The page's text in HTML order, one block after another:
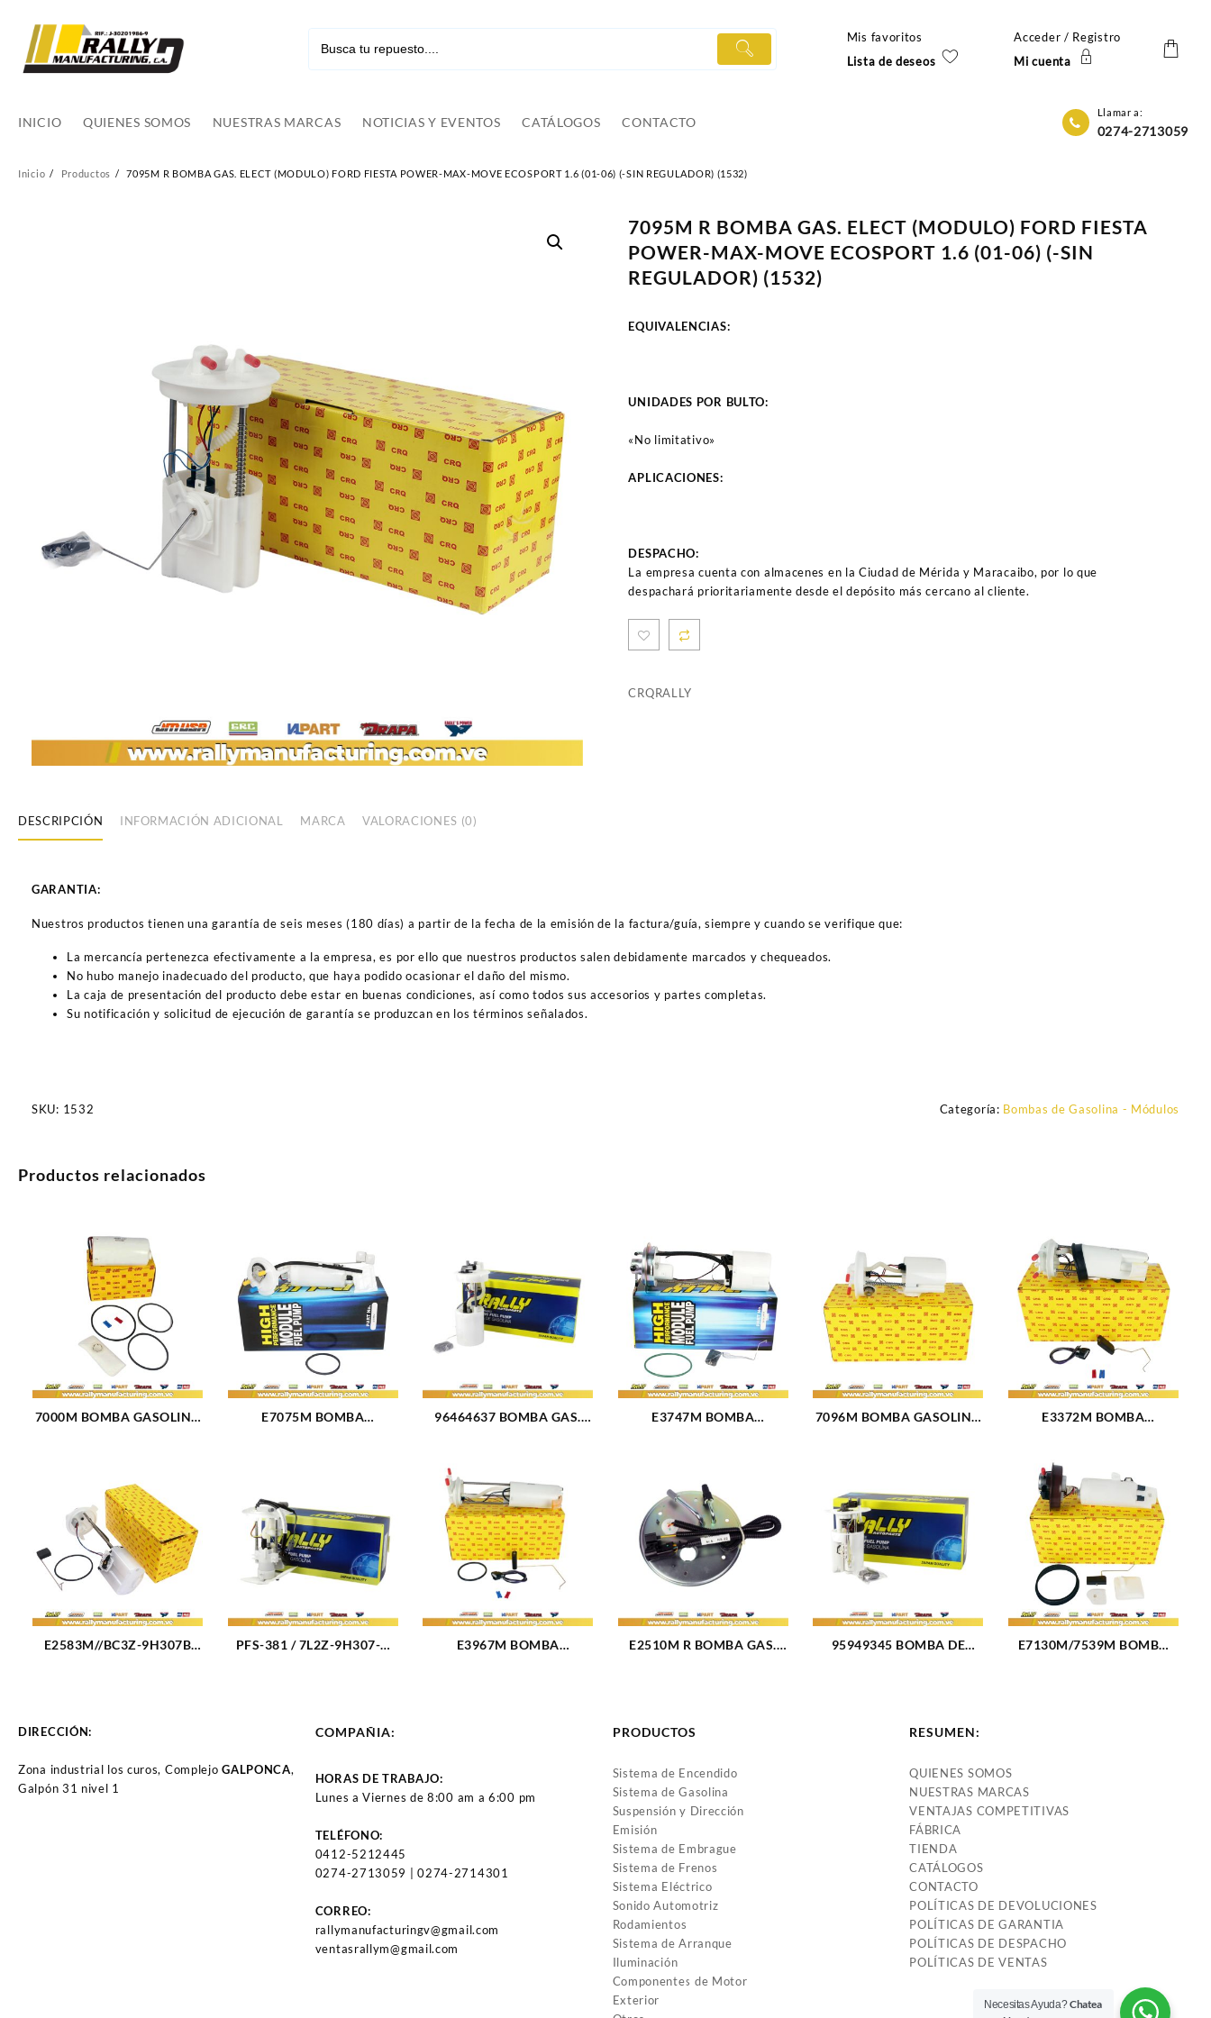
contenido
Mis favoritos
Lista de deseos
Acceder / Registro
Mi cuenta
INICIO QUIENES SOMOS NUESTRAS MARCAS NOTICIAS Y EVENTOS CATÁLOGOS CONTACTO
Llamar a:
0274-2713059
Inicio Productos 7095M R BOMBA GAS. ELECT (MODULO) FORD FIESTA POWER-MAX-MOVE ECOSPORT 1.6 (01-06) (-SIN REGULADOR) (1532)
7095M R BOMBA GAS. ELECT (MODULO) FORD FIESTA
POWER-MAX-MOVE ECOSPORT 1.6 (01-06) (-SIN
REGULADOR) (1532)
EQUIVALENCIAS:
UNIDADES POR BULTO:
«No limitativo»
APLICACIONES:
DESPACHO:
La empresa cuenta con almacenes en la Ciudad de Mérida y Maracaibo, por lo que
despachará prioritariamente desde el depósito más cercano al cliente.
CRQRALLY
DESCRIPCIÓN INFORMACIÓN ADICIONAL MARCA VALORACIONES (0)
GARANTIA:
Nuestros productos tienen una garantía de seis meses (180 días) a partir de la fecha de la emisión de la factura/guía, siempre y cuando se verifique que:
La mercancía pertenezca efectivamente a la empresa, es por ello que nuestros productos salen debidamente marcados y chequeados.
No hubo manejo inadecuado del producto, que haya podido ocasionar el daño del mismo.
La caja de presentación del producto debe estar en buenas condiciones, así como todos sus accesorios y partes completas.
Su notificación y solicitud de ejecución de garantía se produzcan en los términos señalados.
SKU: 1532 Categoría: Bombas de Gasolina - Módulos
Productos relacionados
7000M BOMBA GASOLINA
E7075M BOMBA
96464637 BOMBA GAS.
E3747M BOMBA
(1572)
7096M BOMBA GASOLINA
E3372M BOMBA
3.4L (98-01) (119)
E2583M//BC3Z-9H307B
PFS-381 / 7L2Z-9H307-A
E3967M BOMBA
E2510M R BOMBA GAS.
95949345 BOMBA DE
E7130M/7539M BOMBA
DIRECCIÓN:
Zona industrial los curos, ComplejoGALPONCA,
Galpón 31 nivel 1
COMPAÑIA:
HORAS DE TRABAJO:
Lunes a Viernes de 8:00 am a 6:00 pm
TELÉFONO:
0412-5212445
0274-2713059 | 0274-2714301
CORREO:
rallymanufacturingv@gmail.com
ventasrallym@gmail.com
PRODUCTOS
Sistema de Encendido
Sistema de Gasolina
Suspensión y Dirección
Emisión
Sistema de Embrague
Sistema de Frenos
Sistema Eléctrico
Sonido Automotriz
Rodamientos
Sistema de Arranque
Iluminación
Componentes de Motor
Exterior
RESUMEN:
QUIENES SOMOS
NUESTRAS MARCAS
VENTAJAS COMPETITIVAS
FÁBRICA
TIENDA
CATÁLOGOS
CONTACTO
POLÍTICAS DE DEVOLUCIONES
POLÍTICAS DE GARANTIA
POLÍTICAS DE DESPACHO
POLÍTICAS DE VENTAS
Necesitas Ayuda?Chatea